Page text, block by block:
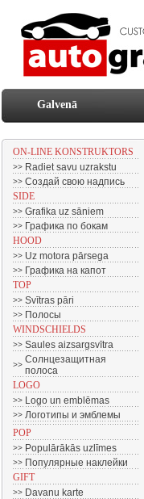
Galvenā
ON-LINE KONSTRUKTORS
>> Radiet savu uzrakstu
>> Создай свою надпись
SIDE
>> Grafika uz sāniem
>> Графика по бокам
HOOD
>> Uz motora pārsega
>> Графика на капот
TOP
>> Svītras pāri
>> Полосы
WINDSCHIELDS
>> Saules aizsargsvītra
>> Солнцезащитная
полоса
LOGO
>> Logo un emblēmas
>> Логотипы и эмблемы
POP
>> Populārākās uzlīmes
>> Популярные наклейки
GIFT
>> Davanu karte